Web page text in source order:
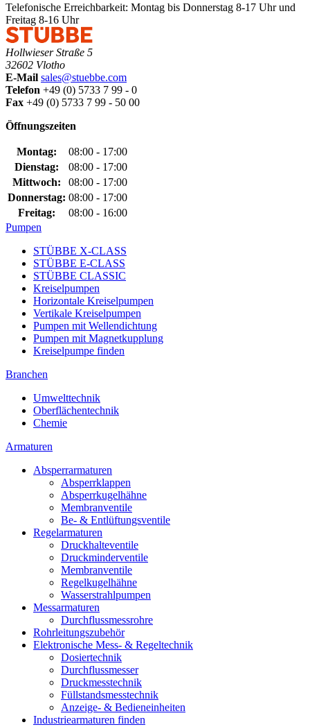
Telefonische Erreichbarkeit: Montag bis Donnerstag 8-17 Uhr und
Freitag 8-16 Uhr
Hollwieser Straße 5
32602 Vlotho
E-Mail sales@stuebbe.com
Telefon +49 (0) 5733 7 99 - 0
Fax +49 (0) 5733 7 99 - 50 00
Öffnungszeiten
Montag:
08:00 - 17:00
Dienstag:
08:00 - 17:00
Mittwoch:
08:00 - 17:00
Donnerstag: 08:00 - 17:00
Freitag:
08:00 - 16:00
Pumpen
STÜBBE X-CLASS
STÜBBE E-CLASS
STÜBBE CLASSIC
Kreiselpumpen
Horizontale Kreiselpumpen
Vertikale Kreiselpumpen
Pumpen mit Wellendichtung
Pumpen mit Magnetkupplung
Kreiselpumpe finden
Branchen
Umwelttechnik
Oberflächentechnik
Chemie
Armaturen
Absperrarmaturen
Absperrklappen
Absperrkugelhähne
Membranventile
Be- & Entlüftungsventile
Regelarmaturen
Druckhalteventile
Druckminderventile
Membranventile
Regelkugelhähne
Wasserstrahlpumpen
Messarmaturen
Durchflussmessrohre
Rohrleitungszubehör
Elektronische Mess- & Regeltechnik
Dosiertechnik
Durchflussmesser
Druckmesstechnik
Füllstandsmesstechnik
Anzeige- & Bedieneinheiten
Industriearmaturen finden